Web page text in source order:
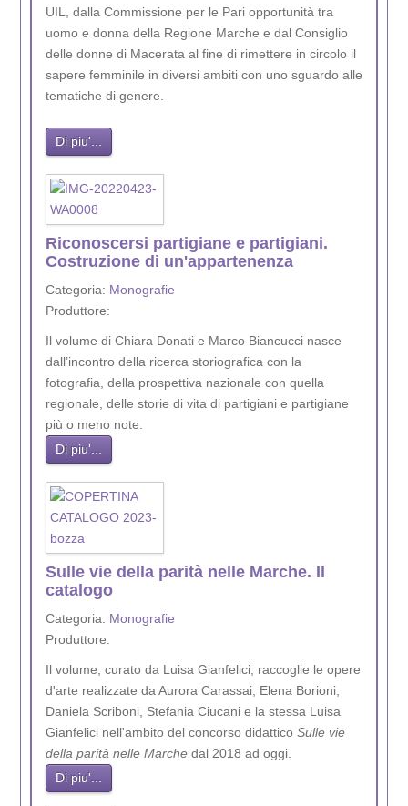
UIL, dalla Commissione per le Pari opportunità tra
uomo e donna della Regione Marche e dal Consiglio
delle donne di Macerata al fine di rimettere in circolo il
sapere femminile in diversi ambiti con uno sguardo alle
tematiche di genere.
Di piu'...
Riconoscersi partigiane e partigiani.
Costruzione di un'appartenenza
Categoria: Monografie
Produttore:
Il volume di Chiara Donati e Marco Biancucci nasce
dall’incontro della ricerca storiografica con la
fotografia, della prospettiva nazionale con quella
regionale, delle storie di vita di partigiani e partigiane
più o meno note.
Di piu'...
Sulle vie della parità nelle Marche. Il
catalogo
Categoria: Monografie
Produttore:
Il volume, curato da Luisa Gianfelici, raccoglie le opere
d'arte realizzate da Aurora Carassai, Elena Borioni,
Daniela Scriboni, Stefania Ciucani e la stessa Luisa
Gianfelici nell'ambito del concorso didattico Sulle vie
della parità nelle Marchedal 2018 ad oggi.
Di piu'...